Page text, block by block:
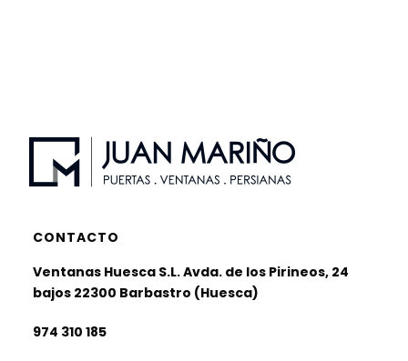
CONTACTO
Ventanas Huesca S.L. Avda. de los Pirineos, 24
bajos 22300 Barbastro (Huesca)
974 310 185